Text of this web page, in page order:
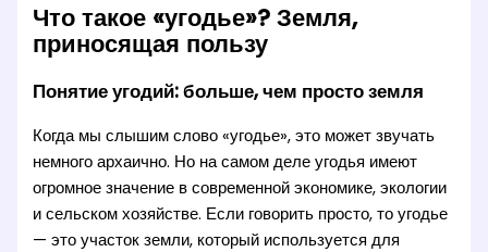
Что такое «угодье»? Земля,
приносящая пользу
Понятие угодий: больше, чем просто земля
Когда мы слышим слово «угодье», это может звучать
немного архаично. Но на самом деле угодья имеют
огромное значение в современной экономике, экологии
и сельском хозяйстве. Если говорить просто, то угодье
— это участок земли, который используется для